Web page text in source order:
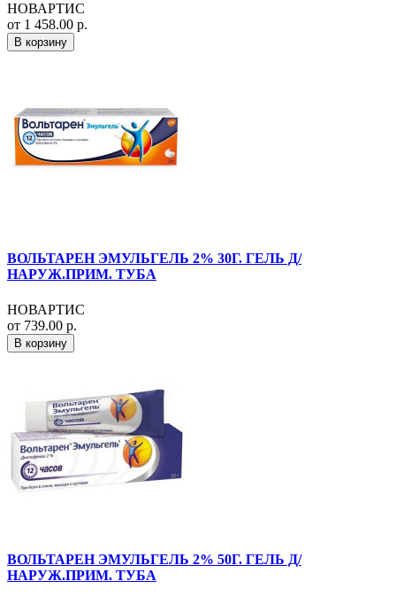
НОВАРТИС
от 1 458.00 р.
В корзину
ВОЛЬТАРЕН ЭМУЛЬГЕЛЬ 2% 30Г. ГЕЛЬ Д/
НАРУЖ.ПРИМ. ТУБА
НОВАРТИС
от 739.00 р.
В корзину
ВОЛЬТАРЕН ЭМУЛЬГЕЛЬ 2% 50Г. ГЕЛЬ Д/
НАРУЖ.ПРИМ. ТУБА